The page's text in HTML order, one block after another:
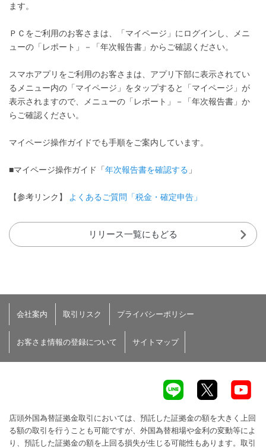
ます。
ＰＣをご利用のお客さまは、「マイページ」にログインし、メニ
ューの「レポート」－「年次報告書」からご確認ください。
スマホアプリをご利用のお客さまは、アプリ下部に表示されてい
るメニュー内の「マイページ」をタップすると「マイページ」が
表示されますので、メニューの「レポート」－「年次報告書」か
らご確認ください。
マイページ操作ガイドでも手順をご案内しています。
■マイページ操作ガイド「年次報告書を確認する 」
【参考リンク】 よくあるご質問「税金・確定申告」
リリース一覧にもどる
会社案内 取引リスク プライバシーポリシー
お客さま情報の登録について サイトマップ
店頭外国為替証拠金取引においては、預託した証拠金の額を大きく上回
る額の取引を行うことも可能ですが、外国為替相場や金利の変動等によ
り、預託した証拠金の額を上回る損失が生じる可能性もあります。取引